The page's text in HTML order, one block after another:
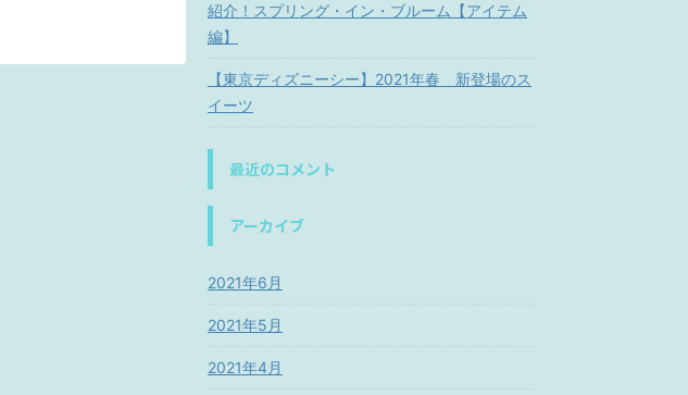
紹介！スプリング・イン・ブルーム【アイテム
編】
【東京ディズニーシー】2021年春 新登場のス
イーツ
最近のコメント
アーカイブ
2021年6月
2021年5月
2021年4月